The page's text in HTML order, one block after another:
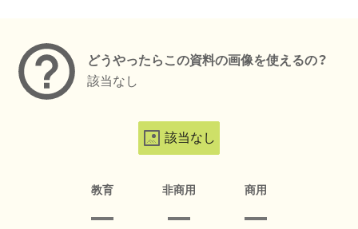
どうやったらこの資料の画像を使えるの？
該当なし
該当なし
教育 非商用 商用